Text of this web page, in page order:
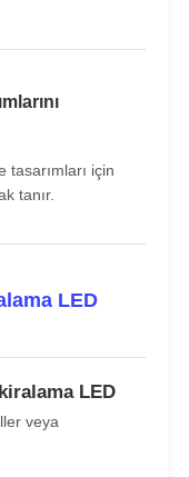
tasarımları için
tanır.
LED
LED
veya